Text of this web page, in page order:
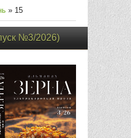
» 15
№3/2026)